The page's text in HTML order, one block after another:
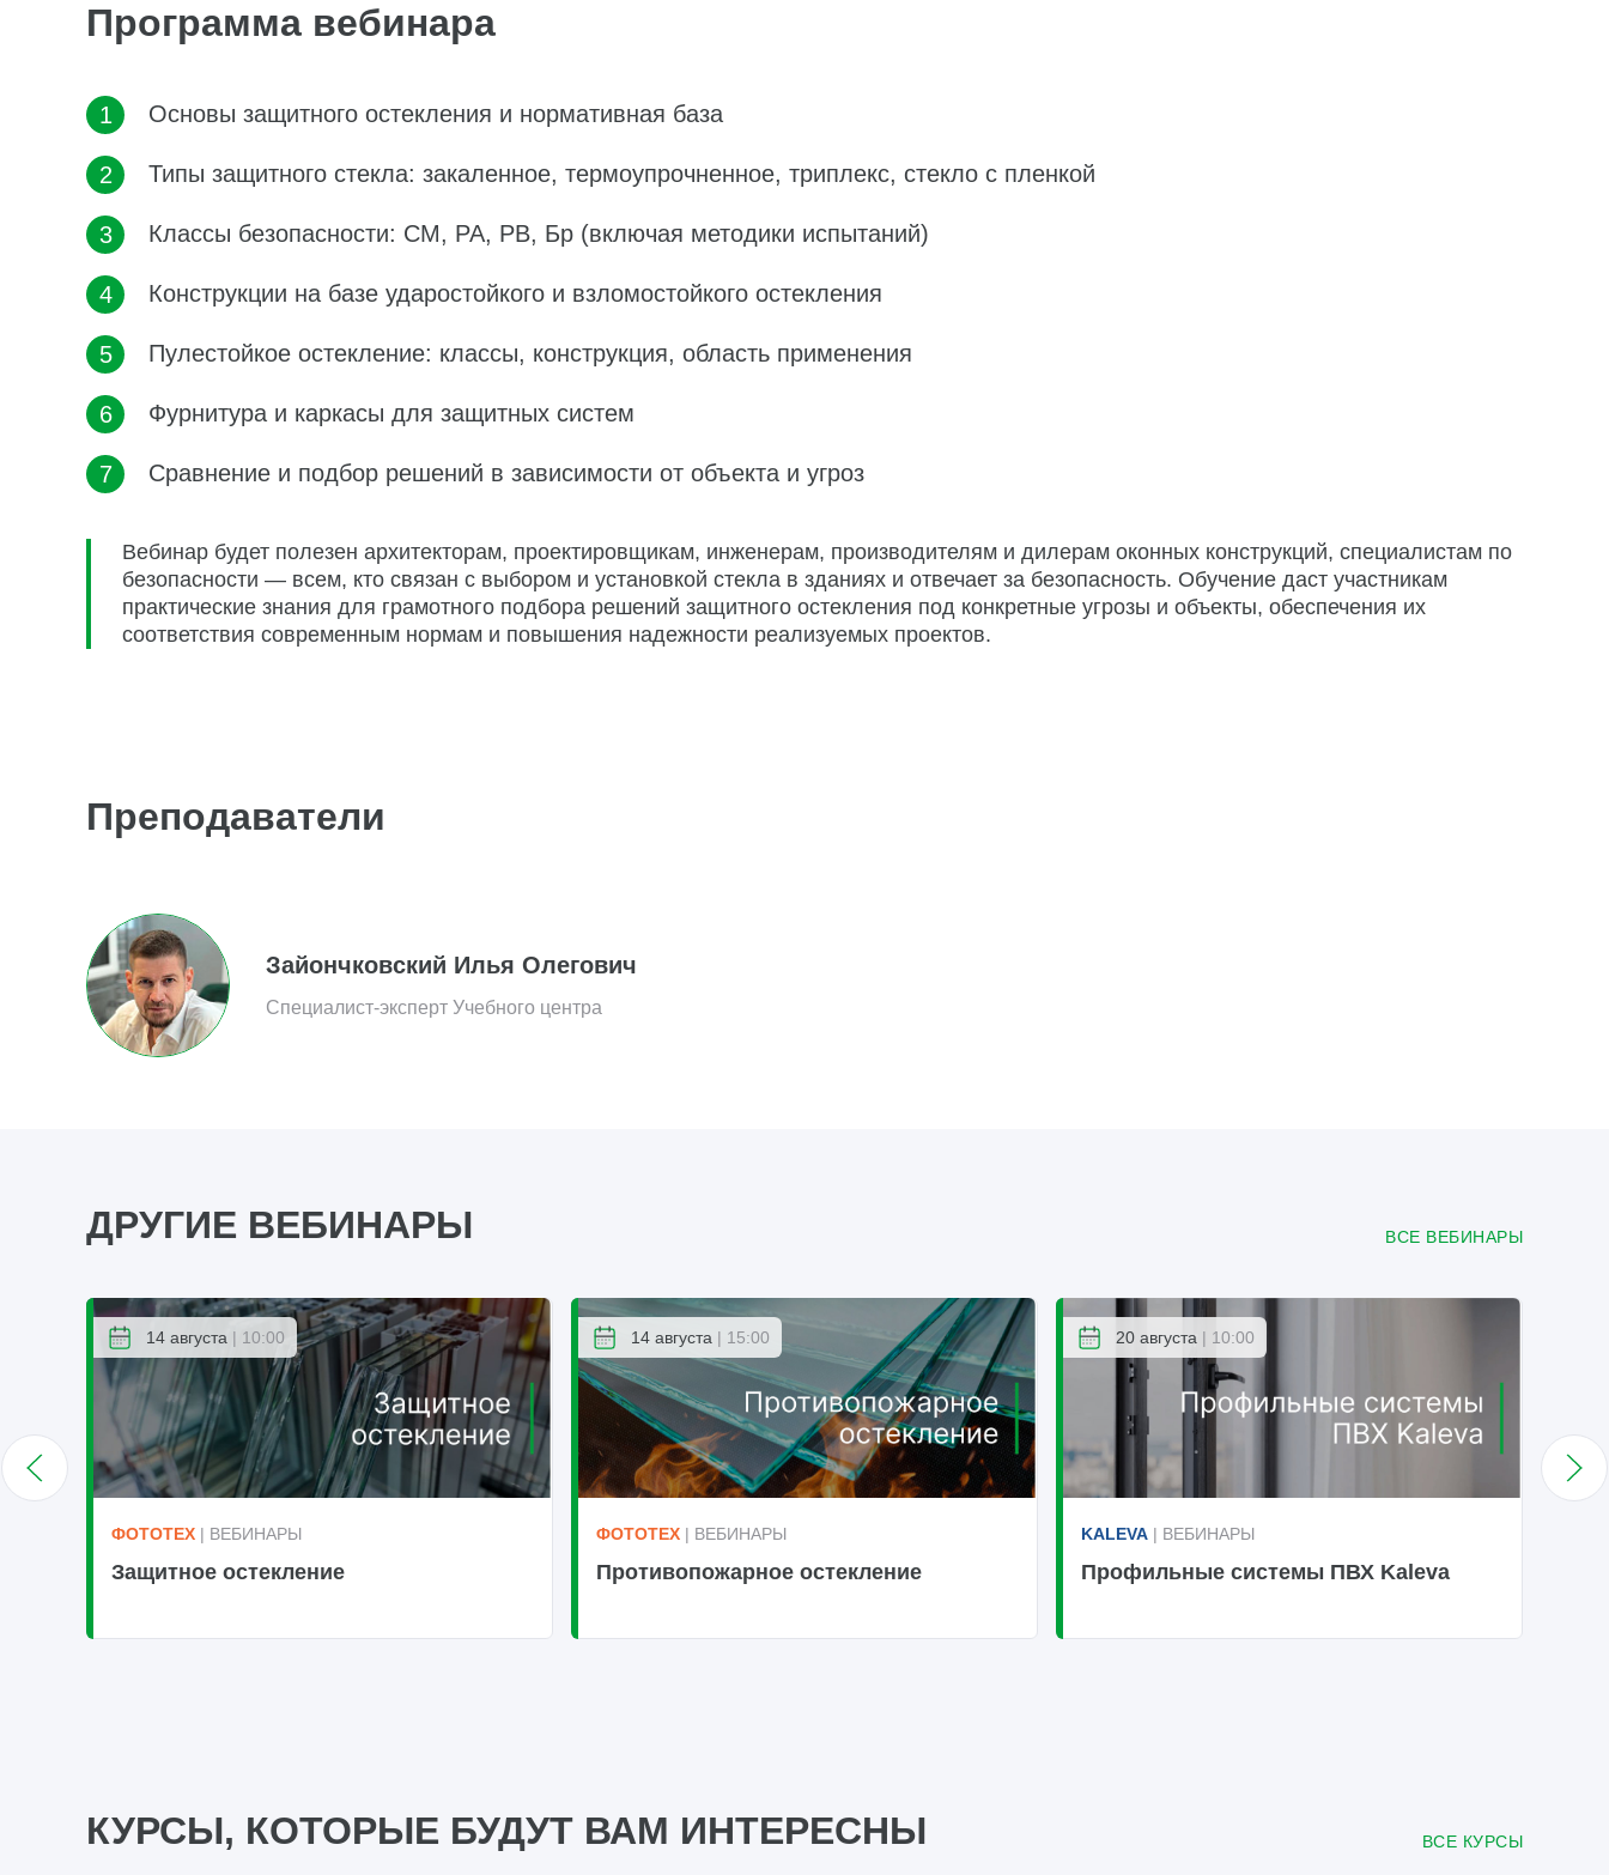
Программа вебинара
Основы защитного остекления и нормативная база
Типы защитного стекла: закаленное, термоупрочненное, триплекс, стекло с пленкой
Классы безопасности: СМ, РА, РВ, Бр (включая методики испытаний)
Конструкции на базе ударостойкого и взломостойкого остекления
Пулестойкое остекление: классы, конструкция, область применения
Фурнитура и каркасы для защитных систем
Сравнение и подбор решений в зависимости от объекта и угроз
Вебинар будет полезен архитекторам, проектировщикам, инженерам, производителям и дилерам оконных конструкций, специалистам по
безопасности — всем, кто связан с выбором и установкой стекла в зданиях и отвечает за безопасность. Обучение даст участникам
практические знания для грамотного подбора решений защитного остекления под конкретные угрозы и объекты, обеспечения их
соответствия современным нормам и повышения надежности реализуемых проектов.
Преподаватели
Зайончковский Илья Олегович
Специалист-эксперт Учебного центра
ДРУГИЕ ВЕБИНАРЫ ВСЕ ВЕБИНАРЫ
14 августа | 10:00
ФОТОТЕХ | ВЕБИНАРЫ
Защитное остекление
14 августа | 15:00
ФОТОТЕХ | ВЕБИНАРЫ
Противопожарное остекление
20 августа | 10:00
KALEVA | ВЕБИНАРЫ
Профильные системы ПВХ Kaleva
КУРСЫ, КОТОРЫЕ БУДУТ ВАМ ИНТЕРЕСНЫ ВСЕ КУРСЫ